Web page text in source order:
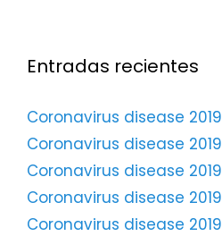
Entradas recientes
Coronavirus disease 2019
Coronavirus disease 2019
Coronavirus disease 2019
Coronavirus disease 2019
Coronavirus disease 2019